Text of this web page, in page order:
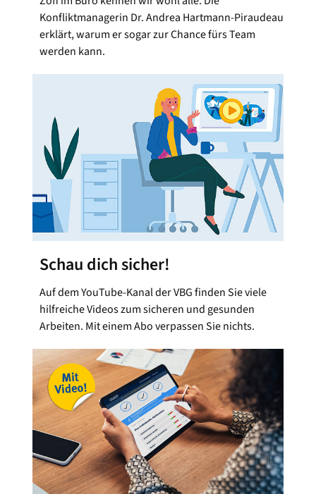
Konfliktmanagerin Dr. Andrea Hartmann-Piraudeau
erklärt, warum er sogar zur Chance fürs Team
werden kann.
Schau dich sicher!
Auf dem YouTube-Kanal der VBG finden Sie viele
hilfreiche Videos zum sicheren und gesunden
Arbeiten. Mit einem Abo verpassen Sie nichts.